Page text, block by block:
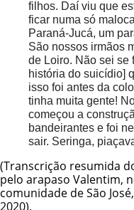
filhos. Daí viu que
ficar numa só
Paraná-Jucá, um
São nossos irmãos
de Loiro. Não sei se
história do suicídio]
isso foi antes da
tinha muita gente!
começou a
bandeirantes e foi
sair. Seringa,
(Transcrição resumida
pelo arapaso Valentim,
comunidade de São
2020).